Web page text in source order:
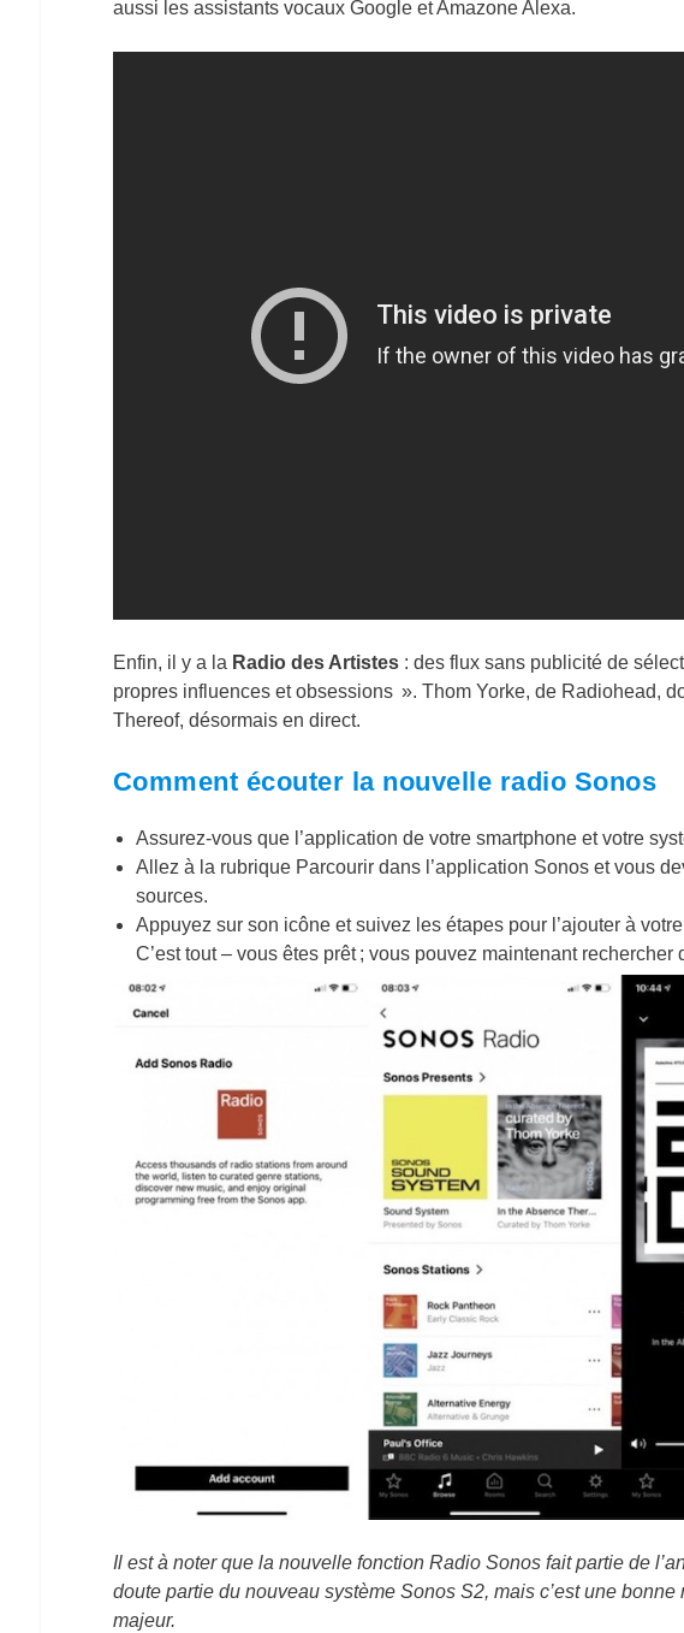
aussi les assistants vocaux Google et Amazone Alexa.
Enfin, il y a la Radio des Artistes: des flux sans publicité de
propres influences et obsessions ». Thom Yorke, de Radiohead,
Thereof, désormais en direct.
Comment écouter la nouvelle radio Sonos
Assurez-vous que l’application de votre smartphone et votre
Allez à la rubrique Parcourir dans l’application Sonos et vous
sources.
Appuyez sur son icône et suivez les étapes pour l’ajouter à
C’est tout – vous êtes prêt ; vous pouvez maintenant
Il est à noter que la nouvelle fonction Radio Sonos fait partie de
doute partie du nouveau système Sonos S2, mais c’est une
majeur.